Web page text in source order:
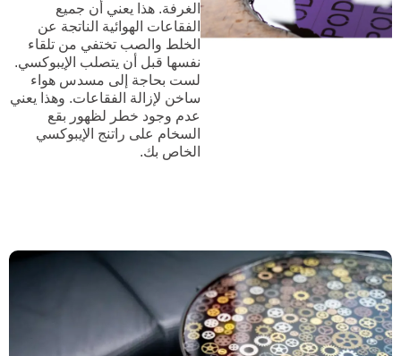
الغرفة. هذا يعني أن جميع
الفقاعات الهوائية الناتجة عن
الخلط والصب تختفي من تلقاء
نفسها قبل أن يتصلب الإيبوكسي.
لست بحاجة إلى مسدس هواء
ساخن لإزالة الفقاعات. وهذا يعني
عدم وجود خطر لظهور بقع
السخام على راتنج الإيبوكسي
الخاص بك.